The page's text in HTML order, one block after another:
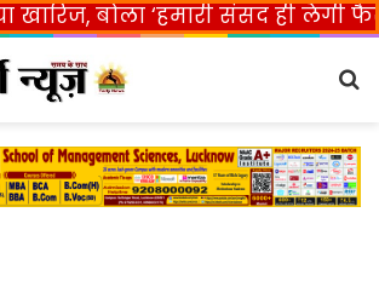
‘हमारी संसद ही लेगी फैसला’